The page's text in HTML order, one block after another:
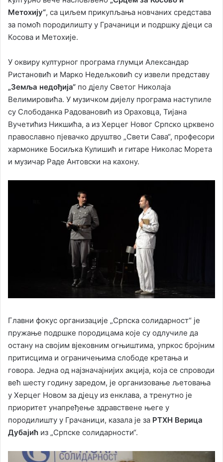
Метохију“, са циљем прикупљања новчаних средстава
за помоћ породилишту у Грачаници и подршку дјеци са
Косова и Метохије.
У оквиру културног програма глумци Александар
Ристановић и Марко Недељковић су извели представу
„Земља недођија“ по дјелу Светог Николаја
Велимировића. У музичком дијелу програма наступиле
су Слободанка Радовановић из Ораховца, Тијана
Вучетићиз Никшића, а из Херцег Новог Српско црквено
православно пјевачко друштво „Свети Сава“, професори
хармонике Босиљка Кулишић и гитаре Николас Морета
и музичар Раде Антовски на кахону.
Главни фокус организације „Српска солидарност“ је
пружање подршке породицама које су одлучиле да
остану на својим вјековним огњиштима, упркос бројним
притисцима и ограничењима слободе кретања и
говора. Једна од најзначајнијих акција, која се спроводи
већ шесту годину заредом, је организовање љетовања
у Херцег Новом за дјецу из енклава, а тренутно је
приоритет унапређење здравствене његе у
породилишту у Грачаници, казала је за РТХН Верица
Дубајић из „Српске солидарности“.